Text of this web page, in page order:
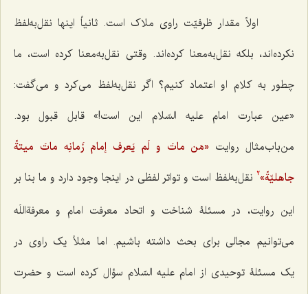
اولاً مقدار ظرفیّت راوی ملاک است. ثانیاً اینها نقل‌به‌لفظ
نکرده‌اند، بلکه نقل‌به‌معنا کرده‌اند. وقتی نقل‌به‌معنا کرده است، ما
چطور به کلام او اعتماد کنیم؟ اگر نقل‌به‌لفظ می‌کرد و می‌گفت:
«عین عبارت امام علیه السّلام این است!» قابل قبول بود.
من‌باب‌مثال روایت «مَن ماتَ و لَم یَعرف إمامَ زَمانِه ماتَ میتةً
جاهلیّةً»2
نقل‌به‌لفظ است و تواتر لفظی در اینجا وجود دارد و ما بنا بر
این روایت، در مسئلۀ شناخت و اتحاد معرفت امام و معرفةاللَه
می‌توانیم مجالی برای بحث داشته باشیم. اما مثلاً یک راوی در
یک مسئلۀ توحیدی از امام علیه السّلام سؤال کرده است و حضرت